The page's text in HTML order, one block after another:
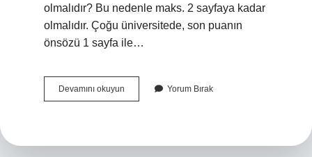
olmalıdır? Bu nedenle maks. 2 sayfaya kadar
olmalıdır. Çoğu üniversitede, son puanın
önsözü 1 sayfa ile…
Devamını okuyun
Için
Yorum Bırak